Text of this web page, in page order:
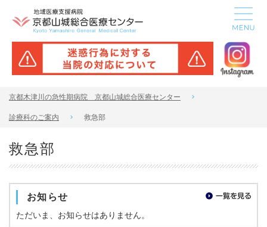
京都木津川の急性期病院 京都山城総合医療センター
診療科のご案内 救急部
救急部
お知らせ
ただいま、お知らせはありません。